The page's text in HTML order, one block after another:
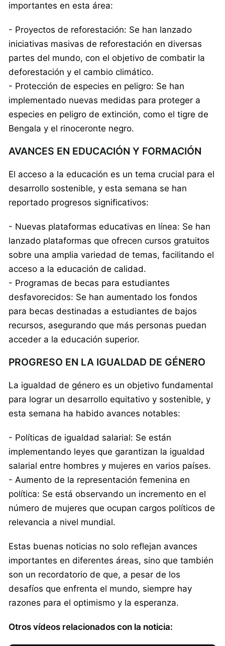
importantes en esta área:
- Proyectos de reforestación: Se han lanzado
iniciativas masivas de reforestación en diversas
partes del mundo, con el objetivo de combatir la
deforestación y el cambio climático.
- Protección de especies en peligro: Se han
implementado nuevas medidas para proteger a
especies en peligro de extinción, como el tigre de
Bengala y el rinoceronte negro.
AVANCES EN EDUCACIÓN Y FORMACIÓN
El acceso a la educación es un tema crucial para el
desarrollo sostenible, y esta semana se han
reportado progresos significativos:
- Nuevas plataformas educativas en línea: Se han
lanzado plataformas que ofrecen cursos gratuitos
sobre una amplia variedad de temas, facilitando el
acceso a la educación de calidad.
- Programas de becas para estudiantes
desfavorecidos: Se han aumentado los fondos
para becas destinadas a estudiantes de bajos
recursos, asegurando que más personas puedan
acceder a la educación superior.
PROGRESO EN LA IGUALDAD DE GÉNERO
La igualdad de género es un objetivo fundamental
para lograr un desarrollo equitativo y sostenible, y
esta semana ha habido avances notables:
- Políticas de igualdad salarial: Se están
implementando leyes que garantizan la igualdad
salarial entre hombres y mujeres en varios países.
- Aumento de la representación femenina en
política: Se está observando un incremento en el
número de mujeres que ocupan cargos políticos de
relevancia a nivel mundial.
Estas buenas noticias no solo reflejan avances
importantes en diferentes áreas, sino que también
son un recordatorio de que, a pesar de los
desafíos que enfrenta el mundo, siempre hay
razones para el optimismo y la esperanza.
Otros vídeos relacionados con la noticia: